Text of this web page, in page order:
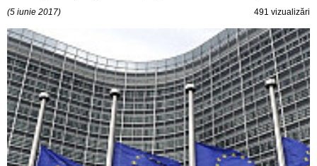
(5 iunie 2017) 491 vizualizări